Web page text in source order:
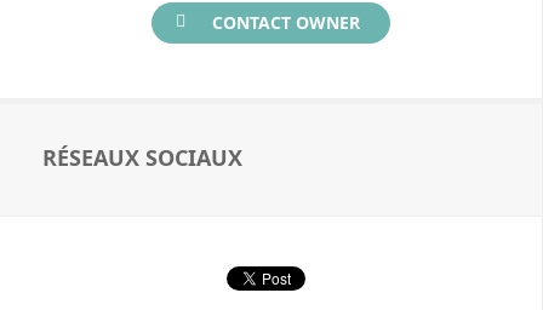
CONTACT OWNER
RÉSEAUX SOCIAUX